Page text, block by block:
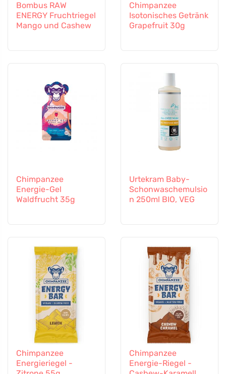
Bombus RAW
ENERGY Fruchtriegel
Mango und Cashew
Chimpanzee
Isotonisches Getränk
Grapefruit 30g
Chimpanzee
Energie-Gel
Waldfrucht 35g
Urtekram Baby-
Schonwaschemulsio
n 250ml BIO, VEG
Chimpanzee
Energieriegel -
Chimpanzee
Energie-Riegel -